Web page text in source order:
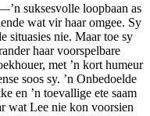
suksesvolle loopbaan as
wat vir haar omgee. Sy
situasies nie. Maar toe sy
haar voorspelbare
met ’n kort humeur
soos sy. ’n Onbedoelde
en ’n toevallige ete saam
wat Lee nie kon voorsien